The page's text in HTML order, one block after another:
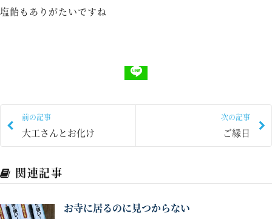
塩飴もありがたいですね
前の記事
大工さんとお化け
次の記事
ご縁日
関連記事
お寺に居るのに見つからない